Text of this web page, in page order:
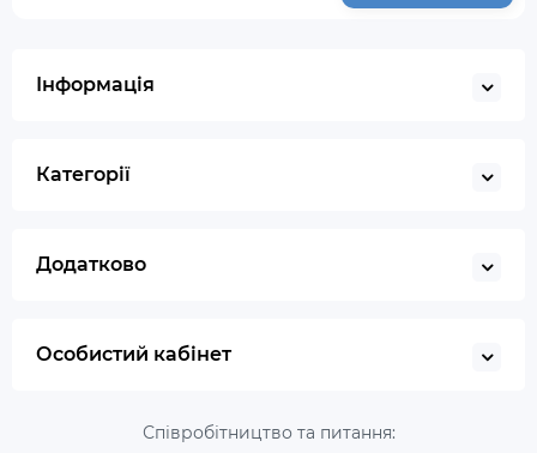
Інформація
Категорії
Додатково
Особистий кабінет
Співробітництво та питання: